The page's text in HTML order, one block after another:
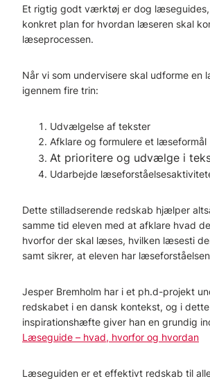
Et rigtig godt værktøj er dog
konkret plan for hvordan læseren skal
læseprocessen.
Når vi som undervisere skal udforme en
igennem fire trin:
Udvælgelse af tekster
Afklare og formulere et læseformål
At prioritere og udvælge i
Udarbejde
Dette stilladserende redskab hjælper
samme tid eleven med at afklare hvad
hvorfor der skal læses, hvilken læsesti
samt sikrer, at eleven har
Jesper Bremholm har i et ph.d-projekt
redskabet i en dansk kontekst, og i dette
inspirationshæfte giver han en grundig
Læseguide – hvad, hvorfor og hvordan
Læseguiden er et effektivt redskab til